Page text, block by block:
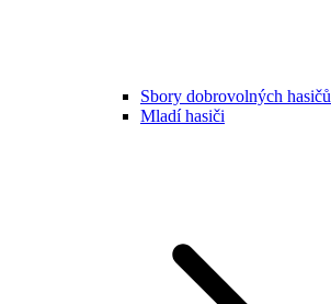
Sbory dobrovolných hasičů
Mladí hasiči